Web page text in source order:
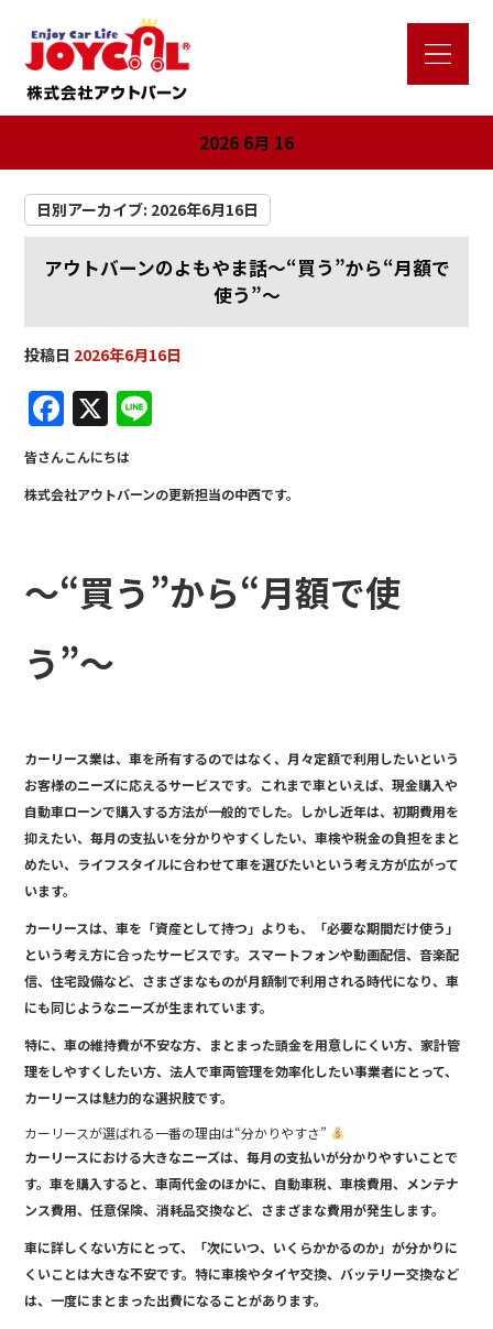
2026 6月 16
日別アーカイブ: 2026年6月16日
アウトバーンのよもやま話～“買う”から“月額で
使う”～
投稿日 2026年6月16日
F
a
c
e
o
o
k
X
e
皆さんこんにちは
株式会社アウトバーンの更新担当の中西です。
～“買う”から“月額で使
う”～
カーリース業は、車を所有するのではなく、月々定額で利用したいという
お客様のニーズに応えるサービスです。これまで車といえば、現金購入や
自動車ローンで購入する方法が一般的でした。しかし近年は、初期費用を
抑えたい、毎月の支払いを分かりやすくしたい、車検や税金の負担をまと
めたい、ライフスタイルに合わせて車を選びたいという考え方が広がって
います。
カーリースは、車を「資産として持つ」よりも、「必要な期間だけ使う」
という考え方に合ったサービスです。スマートフォンや動画配信、音楽配
信、住宅設備など、さまざまなものが月額制で利用される時代になり、車
にも同じようなニーズが生まれています。
特に、車の維持費が不安な方、まとまった頭金を用意しにくい方、家計管
理をしやすくしたい方、法人で車両管理を効率化したい事業者にとって、
カーリースは魅力的な選択肢です。
カーリースが選ばれる一番の理由は“分かりやすさ”
カーリースにおける大きなニーズは、毎月の支払いが分かりやすいことで
す。車を購入すると、車両代金のほかに、自動車税、車検費用、メンテナ
ンス費用、任意保険、消耗品交換など、さまざまな費用が発生します。
車に詳しくない方にとって、「次にいつ、いくらかかるのか」が分かりに
くいことは大きな不安です。特に車検やタイヤ交換、バッテリー交換など
は、一度にまとまった出費になることがあります。